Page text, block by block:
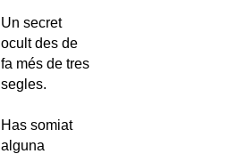
Un secret
ocult des de
fa més de tres
segles.
Has somiat
alguna